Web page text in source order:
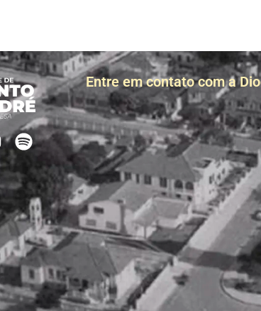
Entre em contato com a